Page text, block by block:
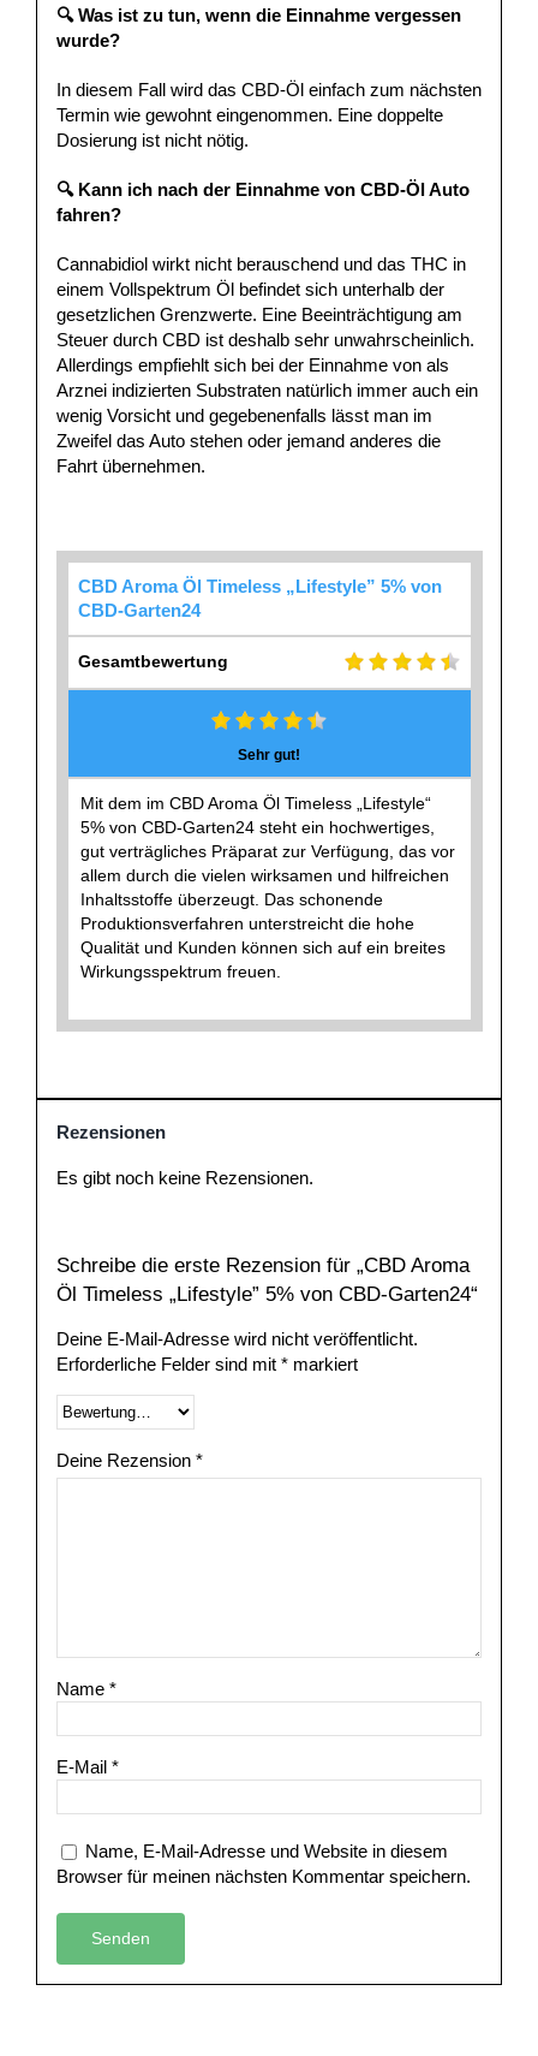
🔍 Was ist zu tun, wenn die Einnahme vergessen
wurde?
In diesem Fall wird das CBD-Öl einfach zum nächsten
Termin wie gewohnt eingenommen. Eine doppelte
Dosierung ist nicht nötig.
🔍 Kann ich nach der Einnahme von CBD-Öl Auto
fahren?
Cannabidiol wirkt nicht berauschend und das THC in
einem Vollspektrum Öl befindet sich unterhalb der
gesetzlichen Grenzwerte. Eine Beeinträchtigung am
Steuer durch CBD ist deshalb sehr unwahrscheinlich.
Allerdings empfiehlt sich bei der Einnahme von als
Arznei indizierten Substraten natürlich immer auch ein
wenig Vorsicht und gegebenenfalls lässt man im
Zweifel das Auto stehen oder jemand anderes die
Fahrt übernehmen.
CBD Aroma Öl Timeless „Lifestyle” 5% von
CBD-Garten24
Gesamtbewertung
Sehr gut!
Mit dem im CBD Aroma Öl Timeless „Lifestyle“
5% von CBD-Garten24 steht ein hochwertiges,
gut verträgliches Präparat zur Verfügung, das vor
allem durch die vielen wirksamen und hilfreichen
Inhaltsstoffe überzeugt. Das schonende
Produktionsverfahren unterstreicht die hohe
Qualität und Kunden können sich auf ein breites
Wirkungsspektrum freuen.
Rezensionen
Es gibt noch keine Rezensionen.
Schreibe die erste Rezension für „CBD Aroma
Öl Timeless „Lifestyle” 5% von CBD-Garten24“
Deine E-Mail-Adresse wird nicht veröffentlicht.
Erforderliche Felder sind mit *markiert
Deine Rezension *
Name *
E-Mail *
Name, E-Mail-Adresse und Website in diesem
Browser für meinen nächsten Kommentar speichern.